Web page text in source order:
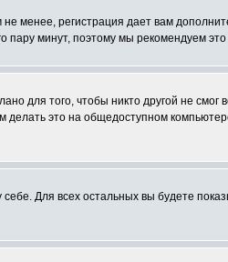
менее, регистрация дает вам
пару минут, поэтому мы рекомендуем это
для того, чтобы никто другой не смог
делать это на общедоступном
Для всех остальных вы будете